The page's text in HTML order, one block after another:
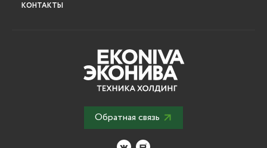
КОНТАКТЫ
Обратная связь